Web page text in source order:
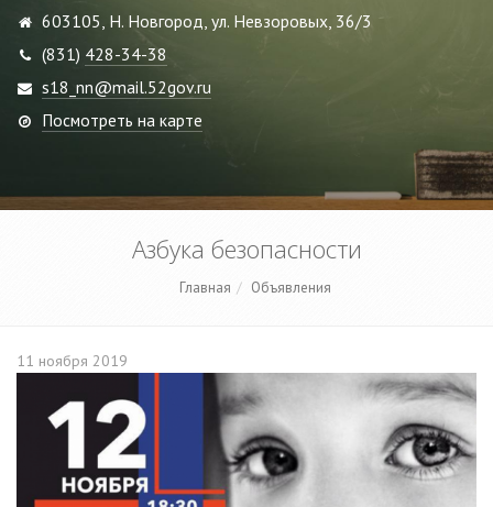
603105, Н. Новгород, ул. Невзоровых, 36/3
(831) 428-34-38
s18_nn@mail.52gov.ru
Посмотреть на карте
Азбука безопасности
Главная Объявления
11 ноября 2019